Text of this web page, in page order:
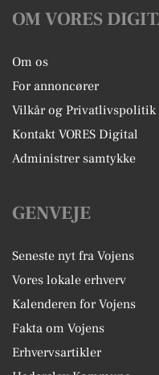
OM VORES
Om os
For annoncører
Vilkår og Privatlivspolitik
Kontakt VORES Digital
Administrer samtykke
GENVEJE
Seneste nyt fra Vojens
Vores lokale erhverv
Kalenderen for Vojens
Fakta om Vojens
Erhvervsartikler